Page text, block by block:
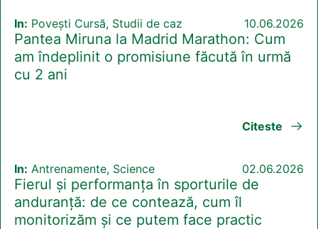
In: Povești Cursă, Studii de caz 10.06.2026
Pantea Miruna la Madrid Marathon: Cum
am îndeplinit o promisiune făcută în urmă
cu 2 ani
Citeste
In: Antrenamente, Science 02.06.2026
Fierul și performanța în sporturile de
anduranță: de ce contează, cum îl
monitorizăm și ce putem face practic